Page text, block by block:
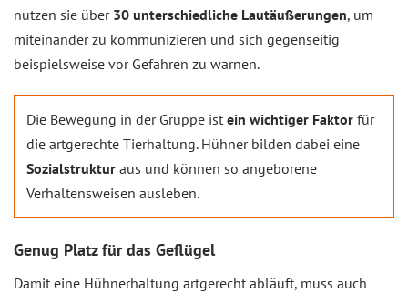
nutzen sie über 30 unterschiedliche Lautäußerungen, um
miteinander zu kommunizieren und sich gegenseitig
beispielsweise vor Gefahren zu warnen.
Die Bewegung in der Gruppe ist ein wichtiger Faktor für
die artgerechte Tierhaltung. Hühner bilden dabei eine
Sozialstruktur aus und können so angeborene
Verhaltensweisen ausleben.
Genug Platz für das Geflügel
Damit eine Hühnerhaltung artgerecht abläuft, muss auch